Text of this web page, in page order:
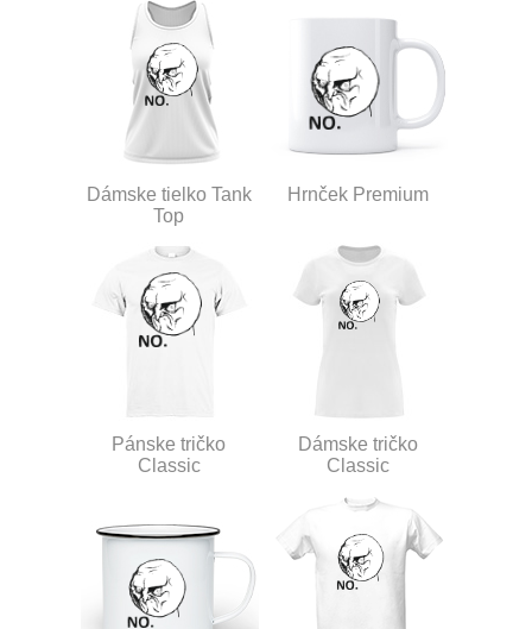
Dámske tielko Tank
Top
Hrnček Premium
Pánske tričko
Classic
Dámske tričko
Classic